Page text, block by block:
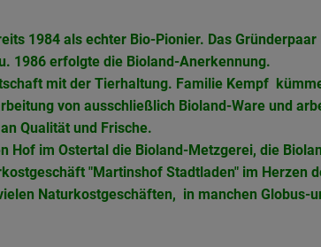
1984 als echter Bio-Pionier. Das Gründerpaar
1986 erfolgte die Bioland-Anerkennung.
mit der Tierhaltung. Familie Kempf
von ausschließlich Bioland-Ware und
Qualität und Frische.
im Ostertal die Bioland-Metzgerei, die
"Martinshof Stadtladen" im Herzen
Naturkostgeschäften, in manchen Globus-